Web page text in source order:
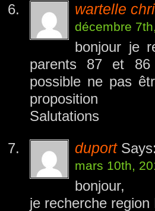
wartelle
décembre
bonjour je
parents 87 et 86
possible ne pas
proposition
Salutations
duportSays:
mars 10th,
bonjour,
je recherche